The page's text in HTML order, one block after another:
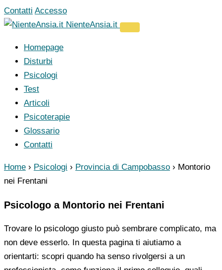
Vai
al
Contatti Accesso
NienteAnsia.it
Homepage
Disturbi
Psicologi
Test
Articoli
Psicoterapie
Glossario
Contatti
Home › Psicologi › Provincia di Campobasso › Montorio
nei Frentani
Psicologo a Montorio nei Frentani
Trovare lo psicologo giusto può sembrare complicato, ma
non deve esserlo. In questa pagina ti aiutiamo a
orientarti: scopri quando ha senso rivolgersi a un